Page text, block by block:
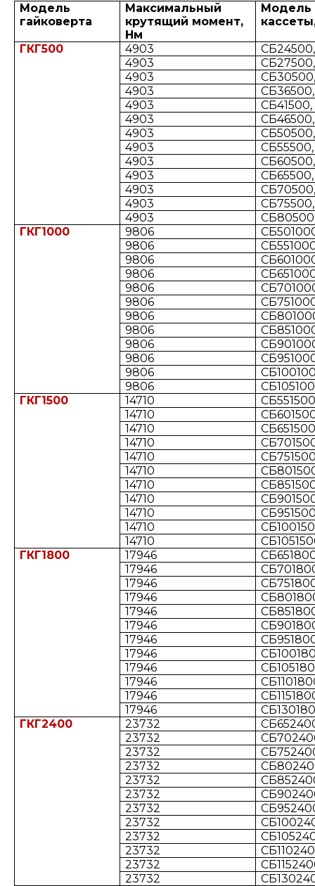
Модель
гайковерта
Максимальный
крутящий момент,
Нм
Модель
ГКГ500 4903
4903
4903
4903
4903
СБ41500,
4903
4903
4903
СБ55500,
4903
4903
СБ65500,
4903
4903
4903
ГКГ1000
9806
9806
9806
9806
9806
9806
9806
9806
9806
9806
9806
9806
ГКГ1500
14710
14710
14710
14710
14710
14710
14710
14710
14710
14710
14710
ГКГ1800
17946
17946
17946
17946
17946
17946
17946
17946
17946
17946
17946
17946
ГКГ2400
23732
23732
23732
23732
23732
23732
23732
23732
23732
23732
23732
23732